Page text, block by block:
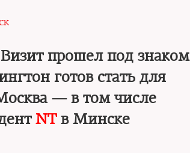
прошел под знаком
готов стать для
— в том числе
NTв Минске